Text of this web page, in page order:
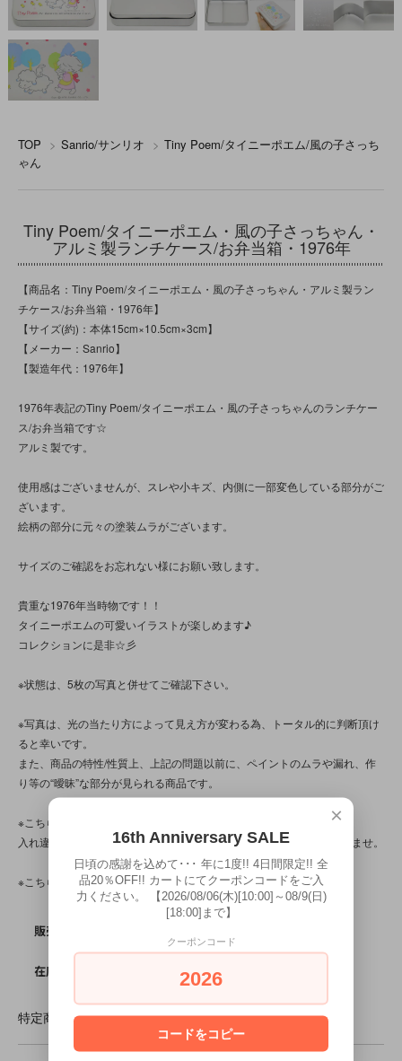
TOP > Sanrio/サンリオ > Tiny Poem/タイニーポエム/風の子さっち
ゃん
Tiny Poem/タイニーポエム・風の子さっちゃん・
アルミ製ランチケース/お弁当箱・1976年
【商品名：Tiny Poem/タイニーポエム・風の子さっちゃん・アルミ製ラン
チケース/お弁当箱・1976年】
【サイズ(約)：本体15cm×10.5cm×3cm】
【メーカー：Sanrio】
【製造年代：1976年】
1976年表記のTiny Poem/タイニーポエム・風の子さっちゃんのランチケー
ス/お弁当箱です☆
アルミ製です。
使用感はございませんが、スレや小キズ、内側に一部変色している部分がご
ざいます。
絵柄の部分に元々の塗装ムラがございます。
サイズのご確認をお忘れない様にお願い致します。
貴重な1976年当時物です！！
タイニーポエムの可愛いイラストが楽しめます♪
コレクションに是非☆彡
※状態は、5枚の写真と併せてご確認下さい。
※写真は、光の当たり方によって見え方が変わる為、トータル的に判断頂け
ると幸いです。
また、商品の特性/性質上、上記の問題以前に、ペイントのムラや漏れ、作
り等の“曖昧”な部分が見られる商品です。
※こちらの商品は店頭でも販売しています。
入れ違いで完売してしまう場合がございます。その際はご容赦下さいませ。
※こちらの商品は、中古・ヴィンテージ品です。
販売価格
在庫数
特定商取引法に基づく表記 (返品など)
×
16th Anniversary SALE
日頃の感謝を込めて･･･ 年に1度!! 4日間限定!! 全
品20％OFF!! カートにてクーポンコードをご入
力ください。 【2026/08/06(木)[10:00]～08/9(日)
[18:00]まで】
クーポンコード
2026
コードをコピー